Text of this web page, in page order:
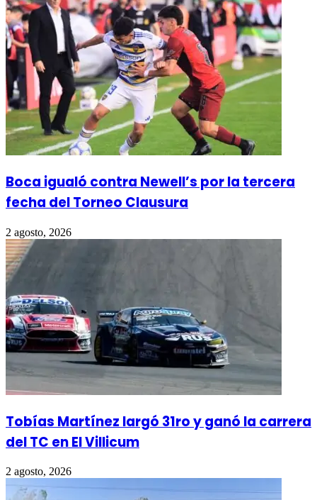
Boca igualó contra Newell’s por la tercera
fecha del Torneo Clausura
2 agosto, 2026
Tobías Martínez largó 31ro y ganó la carrera
del TC en El Villicum
2 agosto, 2026